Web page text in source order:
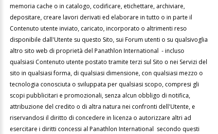
memoria cache o in catalogo, codificare, etichettare, archiviare,
depositare, creare lavori derivati ed elaborare in tutto o in parte il
Contenuto utente inviato, caricato, incorporato o altrimenti reso
disponibile dall'Utente su questo Sito, sui Forum utenti o su qualsivoglia
altro sito web di proprietà del Panathlon International - incluso
qualsiasi Contenuto utente postato tramite terzi sul Sito o nei Servizi del
sito in qualsiasi forma, di qualsiasi dimensione, con qualsiasi mezzo o
tecnologia conosciuta o sviluppata per qualsiasi scopo, compresi gli
scopi pubblicitari e promozionali, senza alcun obbligo di notifica,
attribuzione del credito o di altra natura nei confronti dell'Utente, e
riservandosi il diritto di concedere in licenza o autorizzare altri ad
esercitare i diritti concessi al Panathlon International secondo questi